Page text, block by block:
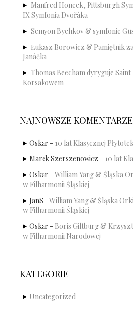
Manfred Honeck, Pittsburgh
IX Symfonia Dvořáka
Semyon Bychkov & symfonie
Łukasz Borowicz & Pamiętnik
Janáčka
Thomas Beecham dyryguje
Korsakowem
NAJNOWSZE KOMENTARZE
Oskar - 10 lat Klasycznej
Marek Szerszenowicz - 10 lat
Oskar - William Yang & Śląska
w Filharmonii Śląskiej
JanS - William Yang & Śląska
w Filharmonii Śląskiej
Oskar - Boris Giltburg &
w Filharmonii Narodowej
KATEGORIE
Uncategorized